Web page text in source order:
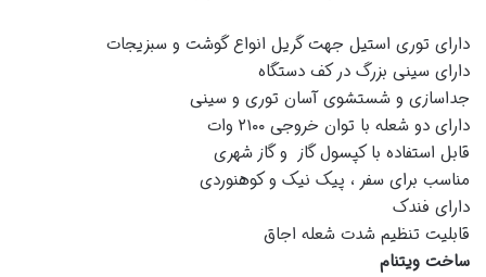
دارای توری استیل جهت گریل انواع گوشت و سبزیجات
دارای سینی بزرگ در کف دستگاه
جداسازی و شستشوی آسان توری و سینی
دارای دو شعله با توان خروجی ۲۱۰۰ وات
قابل استفاده با کپسول گاز و گاز شهری
مناسب برای سفر ، پیک نیک و کوهنوردی
دارای فندک
قابلیت تنظیم شدت شعله اجاق
ساخت ویتنام